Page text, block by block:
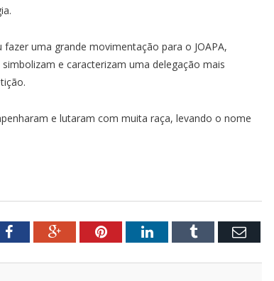
uma grande movimentação para o JOAPA,
e caracterizam uma delegação mais
e lutaram com muita raça, levando o nome
FacebookGoogle+PinterestLinkedInTumblr Email